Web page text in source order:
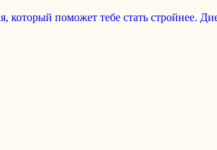
поможет тебе стать стройнее.